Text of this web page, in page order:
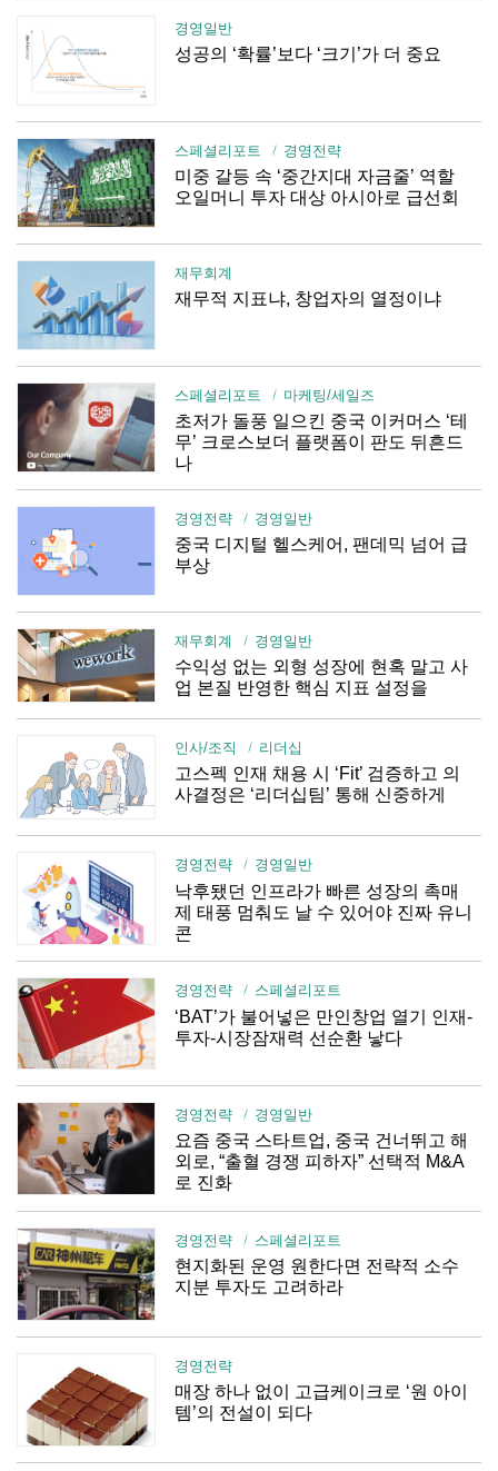
경영일반
성공의 ‘확률’보다 ‘크기’가 더 중요
스페셜리포트 경영전략
미중 갈등 속 ‘중간지대 자금줄’ 역할
오일머니 투자 대상 아시아로 급선회
재무회계
재무적 지표냐, 창업자의 열정이냐
스페셜리포트 마케팅/세일즈
초저가 돌풍 일으킨 중국 이커머스 ‘테
무’ 크로스보더 플랫폼이 판도 뒤흔드
나
경영전략 경영일반
중국 디지털 헬스케어, 팬데믹 넘어 급
부상
재무회계 경영일반
수익성 없는 외형 성장에 현혹 말고 사
업 본질 반영한 핵심 지표 설정을
인사/조직 리더십
고스펙 인재 채용 시 ‘Fit’ 검증하고 의
사결정은 ‘리더십팀’ 통해 신중하게
경영전략 경영일반
낙후됐던 인프라가 빠른 성장의 촉매
제 태풍 멈춰도 날 수 있어야 진짜 유니
콘
경영전략 스페셜리포트
‘BAT’가 불어넣은 만인창업 열기 인재-
투자-시장잠재력 선순환 낳다
경영전략 경영일반
요즘 중국 스타트업, 중국 건너뛰고 해
외로, “출혈 경쟁 피하자” 선택적 M&A
로 진화
경영전략 스페셜리포트
현지화된 운영 원한다면 전략적 소수
지분 투자도 고려하라
경영전략
매장 하나 없이 고급케이크로 ‘원 아이
템’의 전설이 되다